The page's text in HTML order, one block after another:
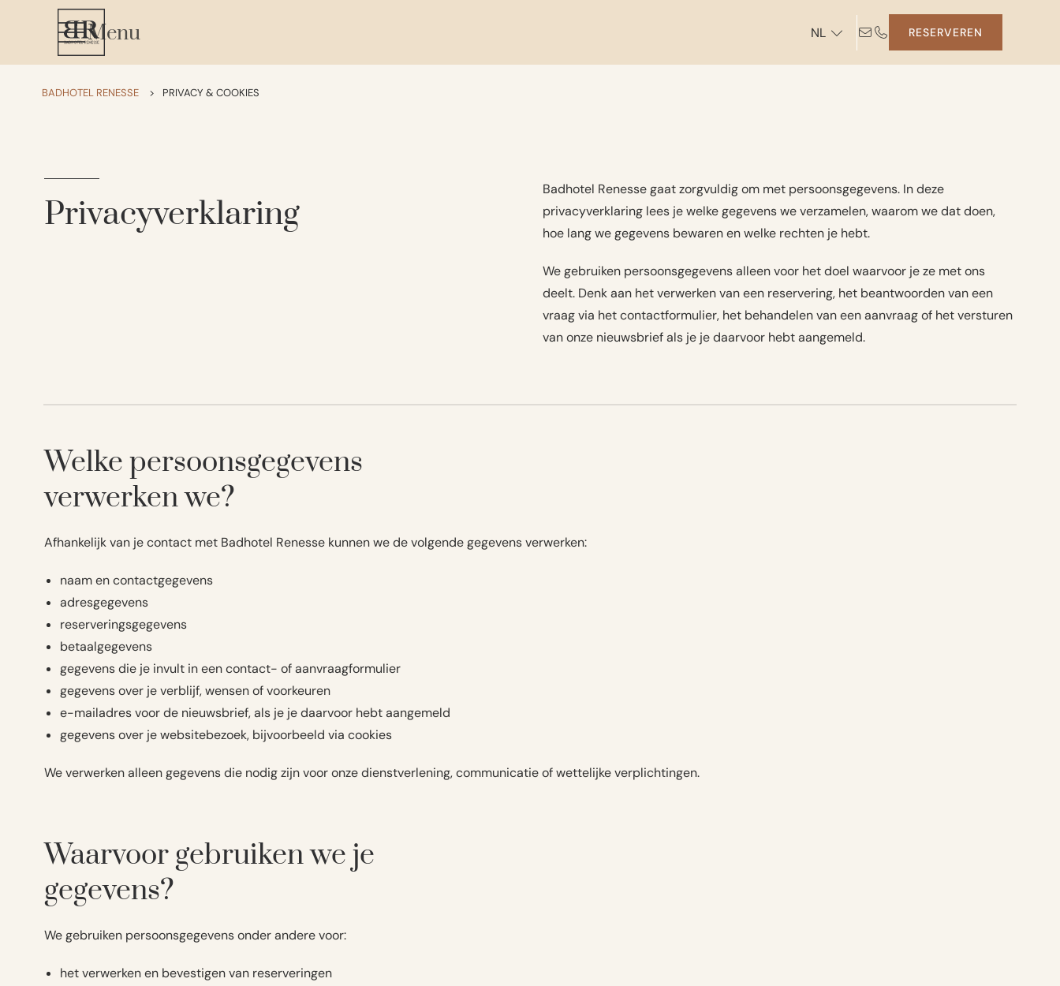
Menu NL RESERVEREN
BADHOTEL RENESSE > PRIVACY & COOKIES
Privacyverklaring
Badhotel Renesse gaat zorgvuldig om met persoonsgegevens. In deze
privacyverklaring lees je welke gegevens we verzamelen, waarom we dat doen,
hoe lang we gegevens bewaren en welke rechten je hebt.
We gebruiken persoonsgegevens alleen voor het doel waarvoor je ze met ons
deelt. Denk aan het verwerken van een reservering, het beantwoorden van een
vraag via het contactformulier, het behandelen van een aanvraag of het versturen
van onze nieuwsbrief als je je daarvoor hebt aangemeld.
Welke persoonsgegevens
verwerken we?
Afhankelijk van je contact met Badhotel Renesse kunnen we de volgende gegevens verwerken:
naam en contactgegevens
adresgegevens
reserveringsgegevens
betaalgegevens
gegevens die je invult in een contact- of aanvraagformulier
gegevens over je verblijf, wensen of voorkeuren
e-mailadres voor de nieuwsbrief, als je je daarvoor hebt aangemeld
gegevens over je websitebezoek, bijvoorbeeld via cookies
We verwerken alleen gegevens die nodig zijn voor onze dienstverlening, communicatie of wettelijke verplichtingen.
Waarvoor gebruiken we je
gegevens?
We gebruiken persoonsgegevens onder andere voor:
het verwerken en bevestigen van reserveringen